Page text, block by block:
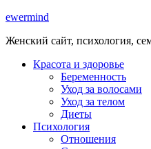
ewermind
Женский сайт, психология,
Красота и здоровье
Беременность
Уход за волосами
Уход за телом
Диеты
Психология
Отношения